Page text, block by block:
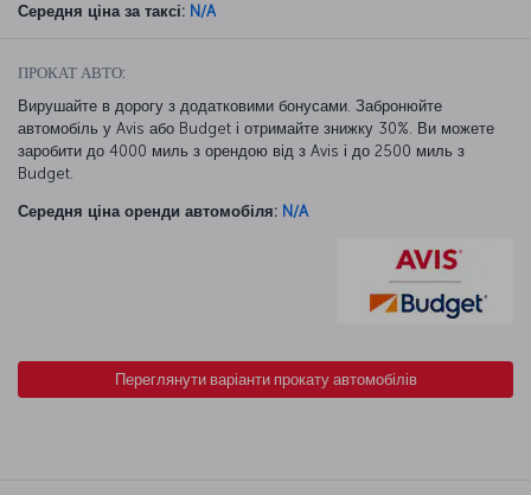
Середня ціна за таксі: N/A
ПРОКАТ АВТО:
Вирушайте в дорогу з додатковими бонусами. Забронюйте
автомобіль у Avis або Budget і отримайте знижку 30%. Ви можете
заробити до 4000 миль з орендою від з Avis і до 2500 миль з
Budget.
Середня ціна оренди автомобіля: N/A
Переглянути варіанти прокату автомобілів